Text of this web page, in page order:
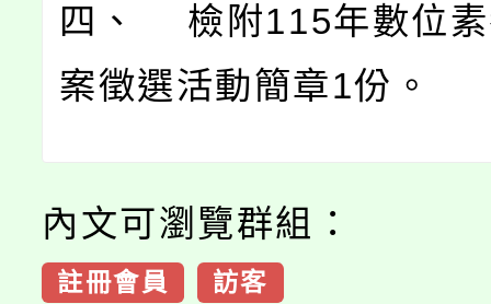
四、 檢附115年數位素
案徵選活動簡章1份。
內文可瀏覽群組：
註冊會員 訪客